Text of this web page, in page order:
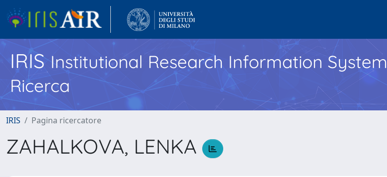
IRISInstitutional Research Information System
Ricerca
IRIS Pagina ricercatore
ZAHALKOVA, LENKA